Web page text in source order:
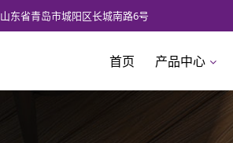
山东省青岛市城阳区长城南路6号
首页 产品中心